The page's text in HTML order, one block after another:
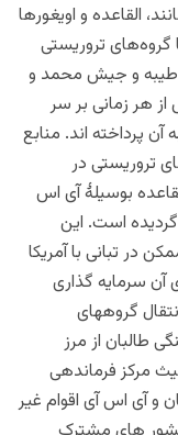
القاعده و اویغورها
تروریستی
طیبه و جیش محمد و
هر زمانی بر سر
پرداخته اند. منابع
تروریستی در
بوسیلۀ آی اس
گرديده است. این
در تبانی با آمریکا
آن سرمایه گذاری
گروههای
طالبان از مرز
مرکز فرماندهی
و آی اس آی اقوام غير